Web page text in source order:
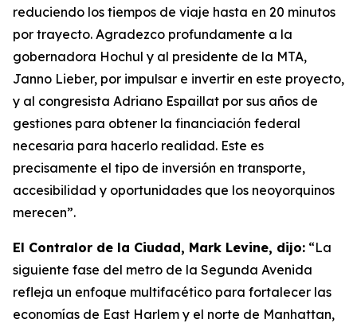
reduciendo los tiempos de viaje hasta en 20 minutos
por trayecto. Agradezco profundamente a la
gobernadora Hochul y al presidente de la MTA,
Janno Lieber, por impulsar e invertir en este proyecto,
y al congresista Adriano Espaillat por sus años de
gestiones para obtener la financiación federal
necesaria para hacerlo realidad. Este es
precisamente el tipo de inversión en transporte,
accesibilidad y oportunidades que los neoyorquinos
merecen”.
El Contralor de la Ciudad, Mark Levine, dijo: “La
siguiente fase del metro de la Segunda Avenida
refleja un enfoque multifacético para fortalecer las
economías de East Harlem y el norte de Manhattan,